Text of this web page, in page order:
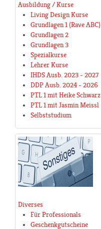
Ausbildung / Kurse
Living Design Kurse
Grundlagen 1 (Rave ABC)
Grundlagen 2
Grundlagen 3
Spezialkurse
Lehrer Kurse
IHDS Ausb. 2023 - 2027
DDP Ausb. 2024 - 2026
PTL 1 mit Heike Schwarz
PTL 1 mit Jasmin Meissl
Selbststudium
Diverses
Für Professionals
Geschenkgutscheine